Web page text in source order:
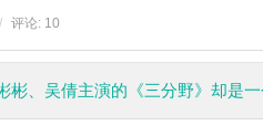
/ 评论: 10
彬、吴倩主演的《三分野》却是